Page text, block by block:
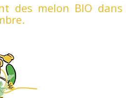
des melon BIO